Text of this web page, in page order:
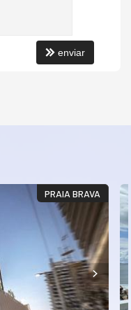
enviar
PRAIA BRAVA